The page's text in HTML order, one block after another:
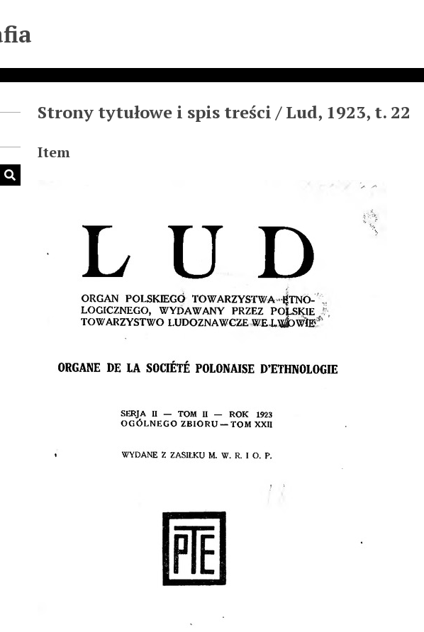
Strony tytułowe i spis treści / Lud, 1923, t. 22
Item